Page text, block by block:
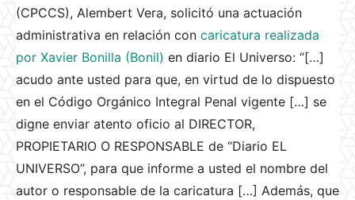
(CPCCS), Alembert Vera, solicitó una actuación
administrativa en relación con caricatura realizada
por Xavier Bonilla (Bonil) en diario El Universo: “[…]
acudo ante usted para que, en virtud de lo dispuesto
en el Código Orgánico Integral Penal vigente […] se
digne enviar atento oficio al DIRECTOR,
PROPIETARIO O RESPONSABLE de “Diario EL
UNIVERSO”, para que informe a usted el nombre del
autor o responsable de la caricatura […] Además, que